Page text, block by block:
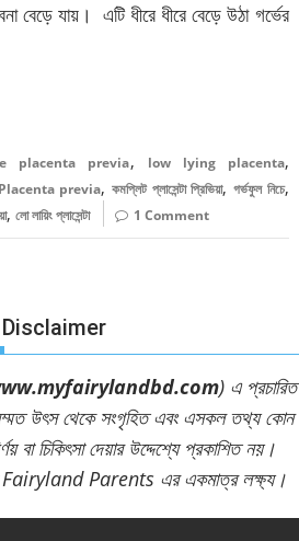
বেড়ে যায়। এটি ধীরে ধীরে বেড়ে উঠা গর্ভের
placenta previa, low lying placenta,
Placenta previa, কমপ্লিট প্লাসেন্টা প্রিভিয়া, গর্ভফুল নিচে,
,লো লায়িং প্লাসেন্টা 1 Comment
Disclaimer
) এ প্রচারিত
উৎস থেকে সংগৃহিত এবং এসকল তথ্য কোন
বা চিকিৎসা দেয়ার উদ্দেশ্যে প্রকাশিত নয়।
Fairyland Parents এর একমাত্র লক্ষ্য।